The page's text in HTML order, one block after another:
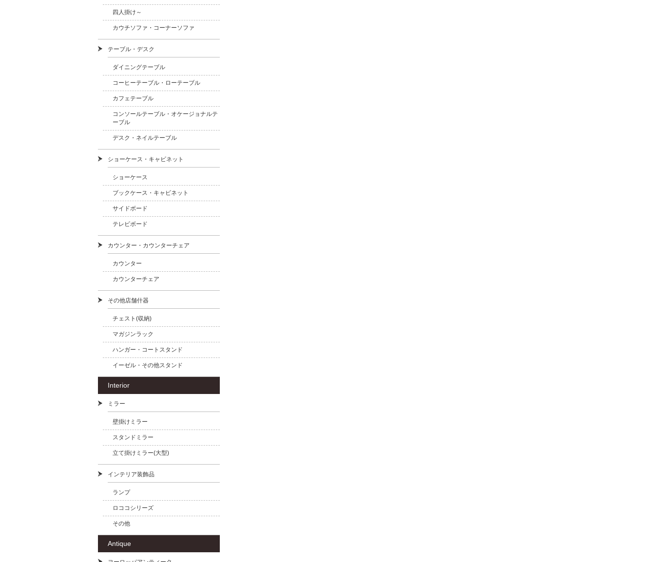
四人掛け～
カウチソファ・コーナーソファ
テーブル・デスク
ダイニングテーブル
コーヒーテーブル・ローテーブル
カフェテーブル
コンソールテーブル・オケージョナルテ
ーブル
デスク・ネイルテーブル
ショーケース・キャビネット
ショーケース
ブックケース・キャビネット
サイドボード
テレビボード
カウンター・カウンターチェア
カウンター
カウンターチェア
その他店舗什器
チェスト(収納)
マガジンラック
ハンガー・コートスタンド
イーゼル・その他スタンド
Interior
ミラー
壁掛けミラー
スタンドミラー
立て掛けミラー(大型)
インテリア装飾品
ランプ
ロココシリーズ
その他
Antique